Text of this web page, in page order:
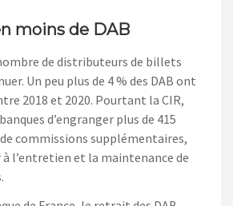
moins de DAB
de distributeurs de billets
Un peu plus de 4 % des DAB ont
2018 et 2020. Pourtant la CIR,
d’engranger plus de 415
commissions supplémentaires,
à l’entretien et la maintenance de